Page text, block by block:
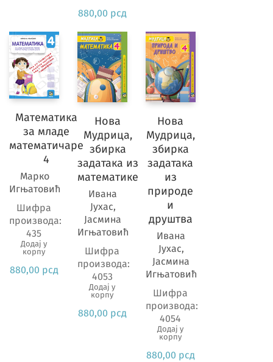
880,00 рсд
Математика
за младе
математичаре
4
Марко
Игњатовић
Шифра
производа:
435
Додај у
корпу
880,00 рсд
Нова
Мудрица,
збирка
задатака из
математике
Ивана
Јухас,
Јасмина
Игњатовић
Шифра
производа:
4053
Додај у
корпу
880,00 рсд
Нова
Мудрица,
збирка
задатака
из
природе
и
друштва
Ивана
Јухас,
Јасмина
Игњатовић
Шифра
производа:
4054
Додај у
корпу
880,00 рсд